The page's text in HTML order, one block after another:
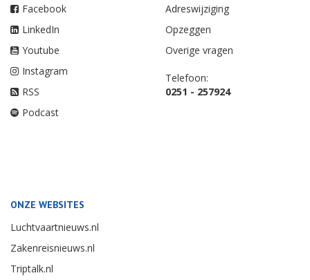
Facebook
LinkedIn
Youtube
Instagram
RSS
Podcast
Adreswijziging
Opzeggen
Overige vragen
Telefoon:
0251 - 257924
ONZE WEBSITES
Luchtvaartnieuws.nl
Zakenreisnieuws.nl
Triptalk.nl